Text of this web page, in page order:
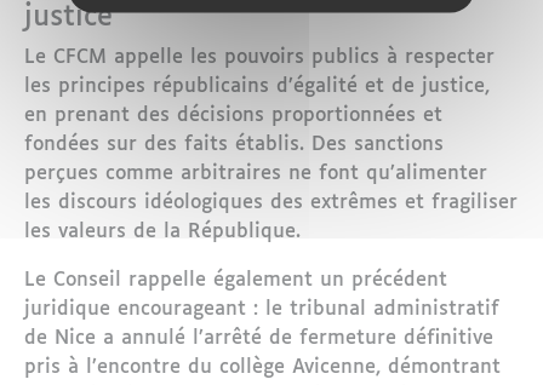
justice
Le CFCM appelle les pouvoirs publics à respecter
les principes républicains d’égalité et de justice,
en prenant des décisions proportionnées et
fondées sur des faits établis. Des sanctions
perçues comme arbitraires ne font qu’alimenter
les discours idéologiques des extrêmes et fragiliser
les valeurs de la République.
Le Conseil rappelle également un précédent
juridique encourageant : le tribunal administratif
de Nice a annulé l’arrêté de fermeture définitive
pris à l’encontre du collège Avicenne, démontrant